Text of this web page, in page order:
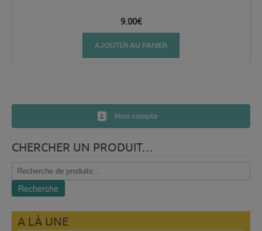
9.00€
AJOUTER AU PANIER
Mon compte
CHERCHER UN PRODUIT…
Recherche
pour :
Recherche
A LÀ UNE